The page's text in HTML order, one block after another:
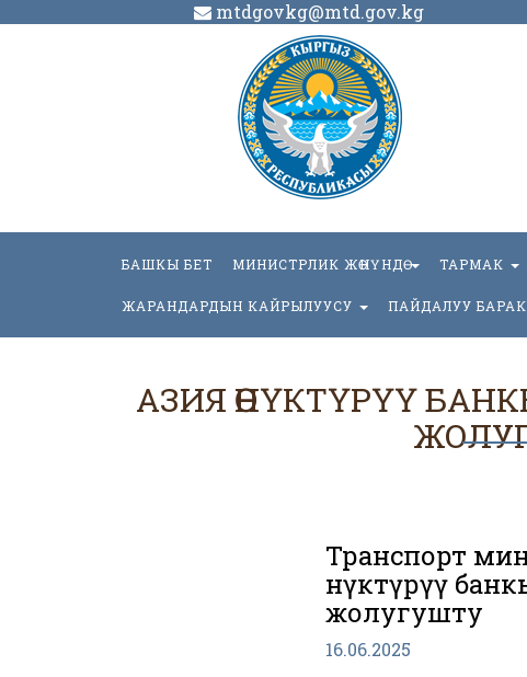
mtdgovkg@mtd.gov.kg
БАШКЫ БЕТ МИНИСТРЛИК ЖӨНҮНДӨ ТАРМАК
ЖАРАНДАРДЫН КАЙРЫЛУУСУ ПАЙДАЛУУ
АЗИЯ ӨНҮКТҮРҮҮ
Транспорт
Өнүктүрүү
жолугушту
16.06.2025